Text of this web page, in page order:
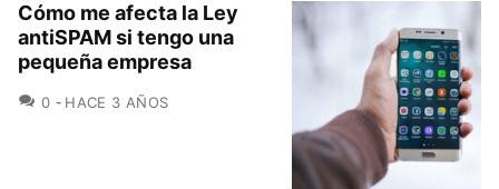
Cómo me afecta la Ley
antiSPAM si tengo una
pequeña empresa
0 COMENTARIOS
HACE 3 AÑOS